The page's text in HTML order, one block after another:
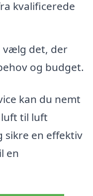
kvalificerede
vælg det, der
og budget.
kan du nemt
til luft
sikre en effektiv
en